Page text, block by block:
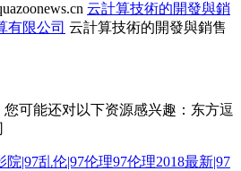
云計算技術的開發與銷
有限公司 云計算技術的開發與銷售
可能还对以下资源感兴趣：东方逗
|97乱伦|97伦理97伦理2018最新|97